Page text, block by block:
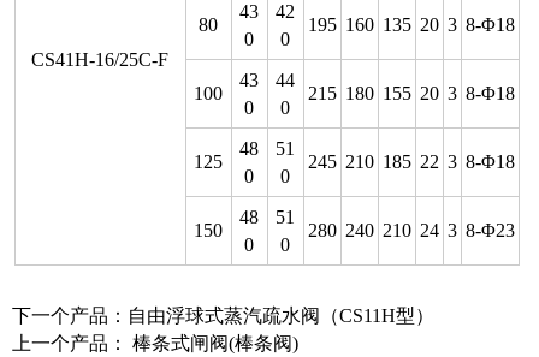
CS41H-16/25C-F
80
43
0
42
0
195 160 135 20 3 8-Φ18
100
43
0
44
0
215 180 155 20 3 8-Φ18
125
48
0
51
0
245 210 185 22 3 8-Φ18
150
48
0
51
0
280 240 210 24 3 8-Φ23
下一个产品： 自由浮球式蒸汽疏水阀（CS11H型）
上一个产品：
棒条式闸阀(棒条阀)